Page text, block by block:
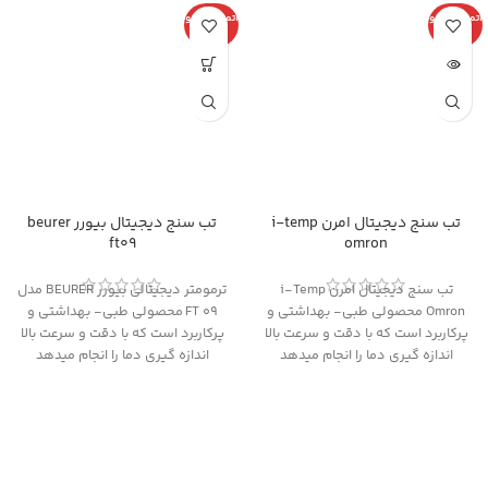
اتمام موجو
دی
تب سنج دیجیتال امرن i-temp
omron
تب سنج دیجیتال امرن i-Temp
Omron محصولی طبی- بهداشتی و
پرکاربرد است که با دقت و سرعت بالا
اندازه گیری دما را انجام میدهد
اتمام موجو
دی
تب سنج دیجیتال بیورر beurer
ft09
ترمومتر دیجیتالی بیورر BEURER مدل
FT 09 محصولی طبی- بهداشتی و
پرکاربرد است که با دقت و سرعت بالا
اندازه گیری دما را انجام میدهد